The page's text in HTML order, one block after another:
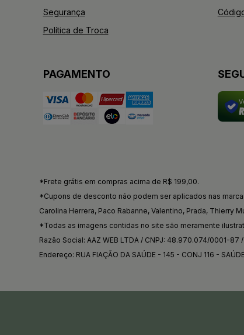
Segurança
Política de Troca
PAGAMENTO
*Frete grátis em compras acima de R$ 199,00.
*Cupons de desconto não podem ser aplicados nas
Carolina Herrera, Paco Rabanne, Valentino, Prada, Thierry
*Todas as imagens contidas no site são meramente
Razão Social: AAZ WEB LTDA / CNPJ: 48.970.074/0001-87
Endereço: RUA FIAÇÃO DA SAÚDE - 145 - CONJ 116 -